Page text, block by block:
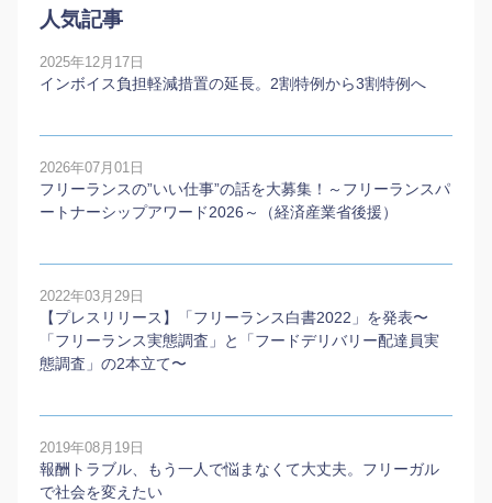
人気記事
2025年12月17日
インボイス負担軽減措置の延長。2割特例から3割特例へ
2026年07月01日
フリーランスの”いい仕事”の話を大募集！～フリーランスパ
ートナーシップアワード2026～（経済産業省後援）
2022年03月29日
【プレスリリース】「フリーランス白書2022」を発表〜
「フリーランス実態調査」と「フードデリバリー配達員実
態調査」の2本⽴て〜
2019年08月19日
報酬トラブル、もう一人で悩まなくて大丈夫。フリーガル
で社会を変えたい